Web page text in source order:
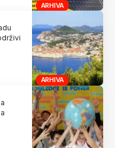
ARHIVA
ARHIVA